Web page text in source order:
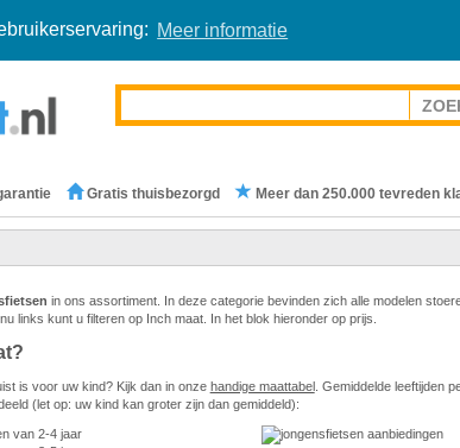
Meer informatie
Gratis thuisbezorgd Meer dan 250.000 tevreden
in ons assortiment. In deze categorie bevinden zich alle modelen
links kunt u filteren op Inch maat. In het blok hieronder op prijs.
is voor uw kind? Kijk dan in onze handige maattabel. Gemiddelde leeftijden
(let op: uw kind kan groter zijn dan gemiddeld):
van 2-4 jaar